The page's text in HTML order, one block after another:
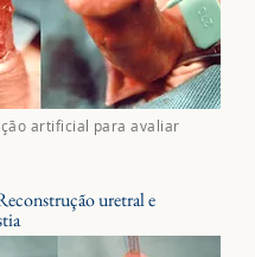
artificial para avaliar
uretral e